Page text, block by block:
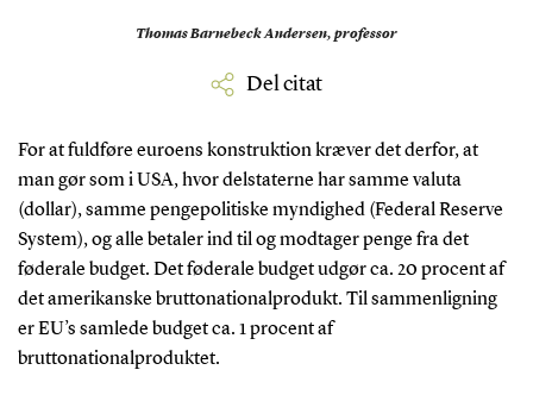
Thomas Barnebeck Andersen, professor
Del citat
For at fuldføre euroens konstruktion kræver det derfor, at
man gør som i USA, hvor delstaterne har samme valuta
(dollar), samme pengepolitiske myndighed (Federal Reserve
System), og alle betaler ind til og modtager penge fra det
føderale budget. Det føderale budget udgør ca. 20 procent af
det amerikanske bruttonationalprodukt. Til sammenligning
er EU’s samlede budget ca. 1 procent af
bruttonationalproduktet.